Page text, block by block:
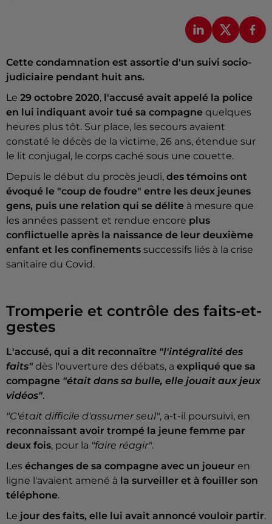
Cette condamnation est assortie d'un suivi socio-
judiciaire pendant huit ans.
Le 29 octobre 2020, l'accusé avait appelé la police
en lui indiquant avoir tué sa compagne quelques
heures plus tôt. Sur place, les secours avaient
constaté le décès de la victime, 26 ans, étendue sur
le lit conjugal, le corps caché sous une couette.
Depuis le début du procès jeudi, des témoins ont
évoqué le "coup de foudre" entre les deux jeunes
gens, puis une relation qui se délite à mesure que
les années passent et rendue encore plus
conflictuelle après la naissance de leur deuxième
enfant et les confinements successifs liés à la crise
sanitaire du Covid.
Tromperie et contrôle des faits-et-
gestes
L'accusé, qui a dit reconnaître "l'intégralité des
faits" dès l'ouverture des débats, a expliqué que sa
compagne "était dans sa bulle, elle jouait aux jeux
vidéos".
"C'était difficile d'assumer seul", a-t-il poursuivi, en
reconnaissant avoir trompé la jeune femme par
deux fois, pour la "faire réagir".
Les échanges de sa compagne avec un joueur en
ligne l'avaient amené à la surveiller et à fouiller son
téléphone.
Le jour des faits, elle lui avait annoncé vouloir partir.